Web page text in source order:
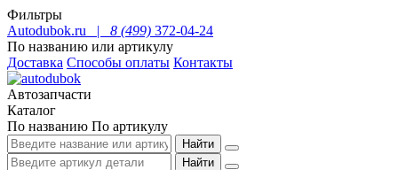
Фильтры
Autodubok.ru |
8 (499) 372-04-24
По названию или артикулу
Доставка Способы оплаты Контакты
Автозапчасти
Каталог
По названию По артикулу
Найти
Найти